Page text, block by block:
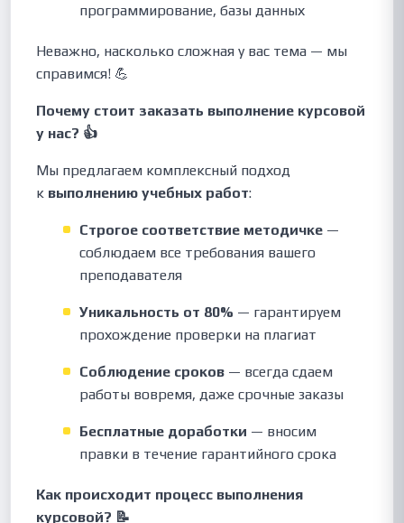
программирование, базы данных
Неважно, насколько сложная у вас тема — мы
справимся! 💪
Почему стоит заказать выполнение курсовой
у нас? 👍
Мы предлагаем комплексный подход
к выполнению учебных работ:
Строгое соответствие методичке —
соблюдаем все требования вашего
преподавателя
Уникальность от 80% — гарантируем
прохождение проверки на плагиат
Соблюдение сроков — всегда сдаем
работы вовремя, даже срочные заказы
Бесплатные доработки — вносим
правки в течение гарантийного срока
Как происходит процесс выполнения
курсовой? 📝